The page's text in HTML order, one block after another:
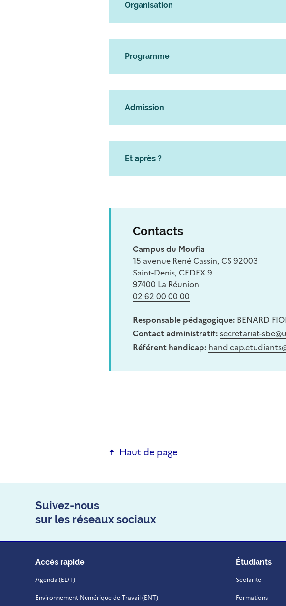
Organisation
Programme
Admission
Et après ?
Contacts
Campus du Moufia
15 avenue René Cassin, CS 92003
Saint-Denis, CEDEX 9
97400 La Réunion
02 62 00 00 00
Responsable pédagogique: BENARD
Contact administratif:secretariat-
Référent handicap:
Haut de page
Suivez-nous
sur les réseaux sociaux
Accès rapide
Agenda (EDT)
Environnement Numérique de Travail (ENT)
Étudiants
Scolarité
Formations